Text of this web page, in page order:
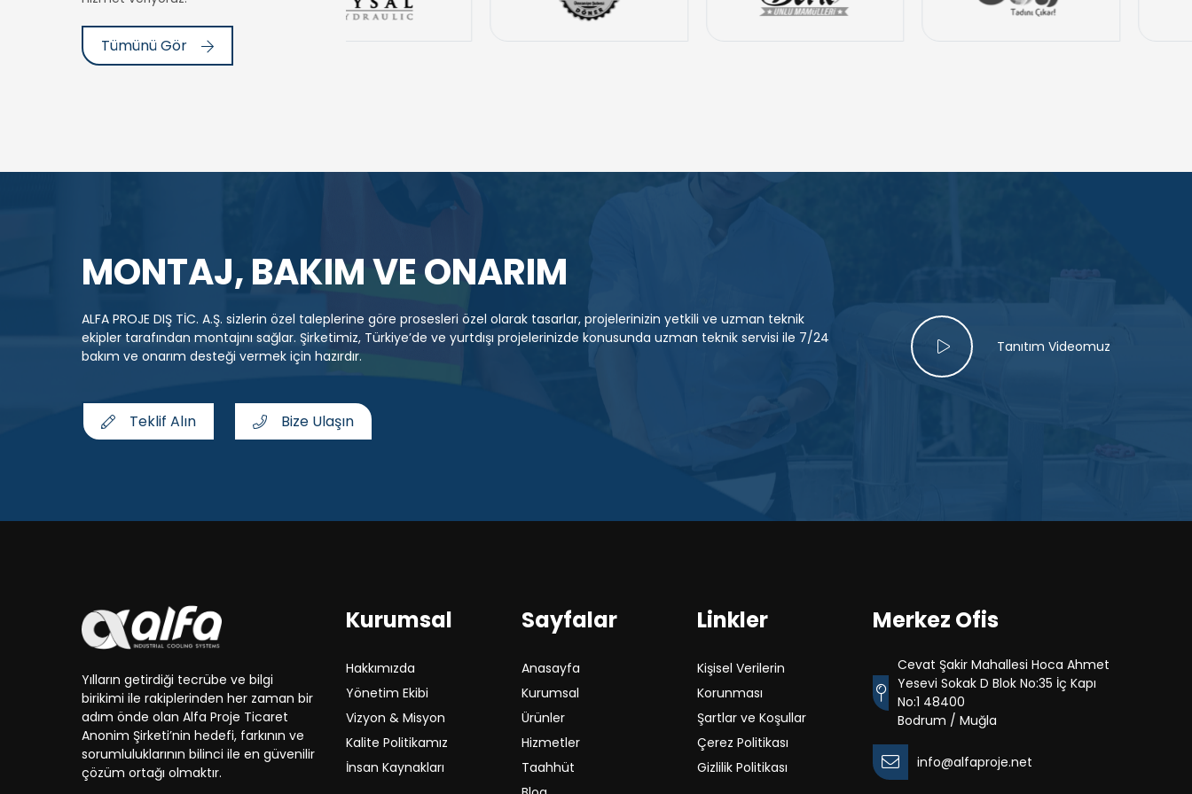
Tümünü Gör
MONTAJ, BAKIM VE ONARIM
ALFA PROJE DIŞ TİC. A.Ş. sizlerin özel taleplerine göre prosesleri özel olarak tasarlar, projelerinizin yetkili ve uzman teknik
ekipler tarafından montajını sağlar. Şirketimiz, Türkiye’de ve yurtdışı projelerinizde konusunda uzman teknik servisi ile 7/24
bakım ve onarım desteği vermek için hazırdır.
Teklif Alın Bize Ulaşın
Tanıtım Videomuz
Yılların getirdiği tecrübe ve bilgi
birikimi ile rakiplerinden her zaman bir
adım önde olan Alfa Proje Ticaret
Anonim Şirketi’nin hedefi, farkının ve
sorumluluklarının bilinci ile en güvenilir
çözüm ortağı olmaktır.
Kurumsal
Hakkımızda
Yönetim Ekibi
Vizyon & Misyon
Kalite Politikamız
İnsan Kaynakları
Sayfalar
Anasayfa
Kurumsal
Ürünler
Hizmetler
Taahhüt
Linkler
Kişisel Verilerin
Korunması
Şartlar ve Koşullar
Çerez Politikası
Gizlilik Politikası
Merkez Ofis
Cevat Şakir Mahallesi Hoca Ahmet
Yesevi Sokak D Blok No:35 İç Kapı
No:1 48400
Bodrum / Muğla
info@alfaproje.net